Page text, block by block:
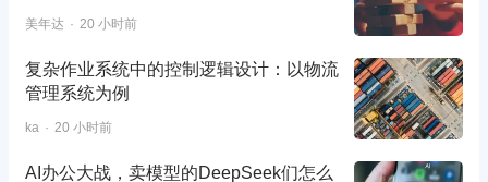
美年达 20 小时前
复杂作业系统中的控制逻辑设计：以物流
管理系统为例
ka 20 小时前
AI办公大战，卖模型的DeepSeek们怎么